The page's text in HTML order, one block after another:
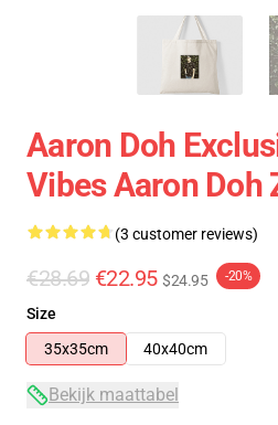
Aaron Doh
Vibes Aaron Doh
(3 customer reviews)
€28.69 €22.95 $24.95 -20%
Size
35x35cm
40x40cm
Bekijk maattabel